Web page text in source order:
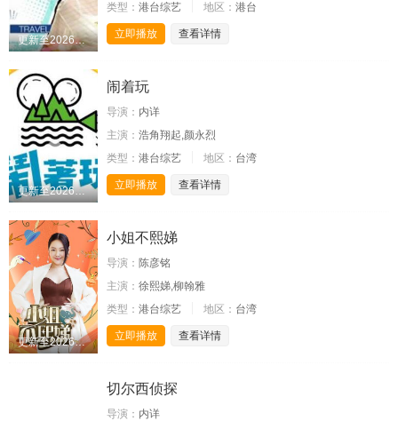
更新至20260805期
类型： 港台综艺 地区： 港台
立即播放 查看详情
更新至20260806期
闹着玩
导演： 内详
主演： 浩角翔起,颜永烈
类型： 港台综艺 地区： 台湾
立即播放 查看详情
更新至20260805期
小姐不熙娣
导演： 陈彦铭
主演： 徐熙娣,柳翰雅
类型： 港台综艺 地区： 台湾
立即播放 查看详情
切尔西侦探
导演： 内详